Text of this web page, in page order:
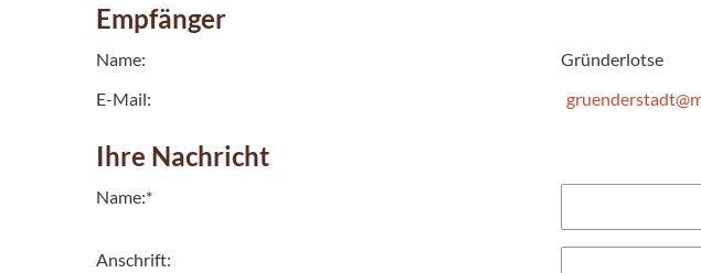
Empfänger
Name:
Gründerlotse
E-Mail:
Ihre Nachricht
Name:*
Anschrift: